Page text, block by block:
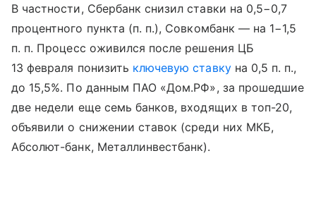
В частности, Сбербанк снизил ставки на 0,5−0,7
процентного пункта (п. п.), Совкомбанк — на 1−1,5
п. п. Процесс оживился после решения ЦБ
13 февраля понизить ключевую ставкуна 0,5 п. п.,
до 15,5%. По данным ПАО «Дом.РФ», за прошедшие
две недели еще семь банков, входящих в топ-20,
объявили о снижении ставок (среди них МКБ,
Абсолют-банк, Металлинвестбанк).